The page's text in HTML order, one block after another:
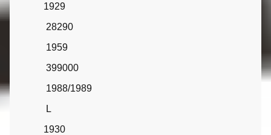
1929
28290
1959
399000
1988/1989
L
1930